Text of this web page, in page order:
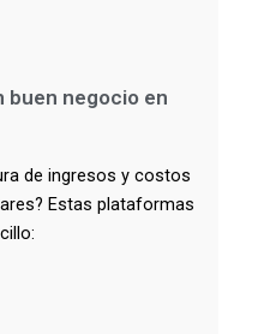
buen negocio en
de ingresos y costos
Estas plataformas